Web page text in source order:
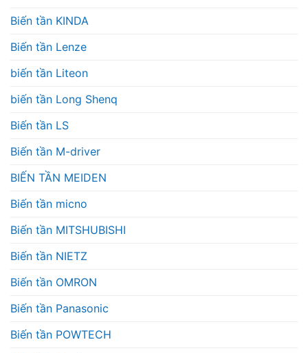
Biến tần KINDA
Biến tần Lenze
biến tần Liteon
biến tần Long Shenq
Biến tần LS
Biến tần M-driver
BIẾN TẦN MEIDEN
Biến tần micno
Biến tần MITSHUBISHI
Biến tần NIETZ
Biến tần OMRON
Biến tần Panasonic
Biến tần POWTECH